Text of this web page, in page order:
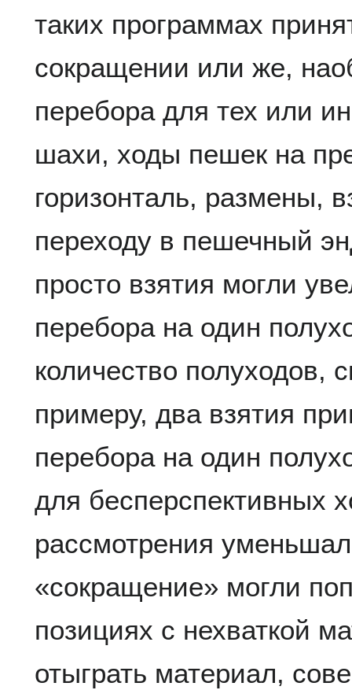
таких программах
сокращении или же,
перебора для тех или
шахи, ходы пешек на
горизонталь, размены,
переходу в пешечный
просто взятия могли
перебора на один
количество полуходов,
примеру, два взятия
перебора на один
для бесперспективных
рассмотрения
«сокращение» могли
позициях с нехваткой
отыграть материал,